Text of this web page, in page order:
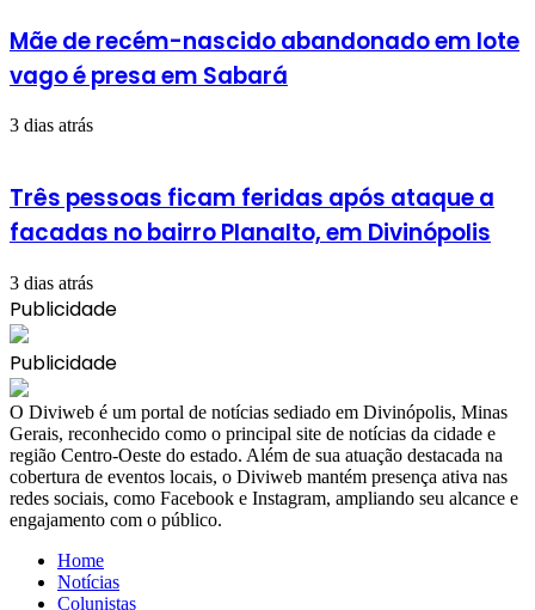
Mãe de recém-nascido abandonado em lote
vago é presa em Sabará
3 dias atrás
Três pessoas ficam feridas após ataque a
facadas no bairro Planalto, em Divinópolis
3 dias atrás
Publicidade
Publicidade
​O Diviweb é um portal de notícias sediado em Divinópolis, Minas
Gerais, reconhecido como o principal site de notícias da cidade e
região Centro-Oeste do estado. Além de sua atuação destacada na
cobertura de eventos locais, o Diviweb mantém presença ativa nas
redes sociais, como Facebook e Instagram, ampliando seu alcance e
engajamento com o público.
Home
Notícias
Colunistas